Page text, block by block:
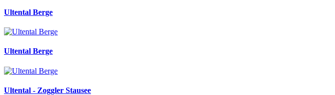
Ultental Berge
Ultental Berge
Ultental - Zoggler Stausee